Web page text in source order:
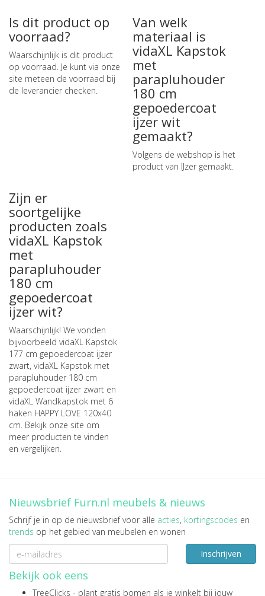
Is dit product op
voorraad?
Waarschijnlijk is dit product
op voorraad. Je kunt via onze
site meteen de voorraad bij
de leverancier checken.
Van welk
materiaal is
vidaXL Kapstok
met
parapluhouder
180 cm
gepoedercoat
ijzer wit
gemaakt?
Volgens de webshop is het
product van IJzer gemaakt.
Zijn er
soortgelijke
producten zoals
vidaXL Kapstok
met
parapluhouder
180 cm
gepoedercoat
ijzer wit?
Waarschijnlijk! We vonden
bijvoorbeeld vidaXL Kapstok
177 cm gepoedercoat ijzer
zwart, vidaXL Kapstok met
parapluhouder 180 cm
gepoedercoat ijzer zwart en
vidaXL Wandkapstok met 6
haken HAPPY LOVE 120x40
cm. Bekijk onze site om
meer producten te vinden
en vergelijken.
Nieuwsbrief Furn.nl meubels & nieuws
Schrijf je in op de nieuwsbrief voor alle acties, kortingscodes en
trends op het gebied van meubelen en wonen
Inschrijven
Bekijk ook eens
TreeClicks - plant gratis bomen als je winkelt bij jouw